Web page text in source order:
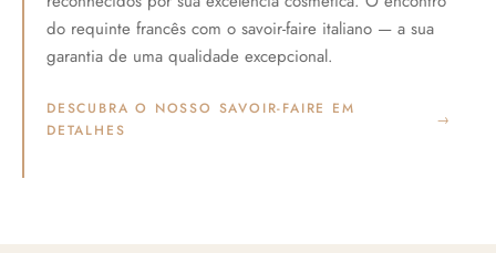
do requinte francês com o savoir-faire italiano — a sua
garantia de uma qualidade excepcional.
DESCUBRA O NOSSO SAVOIR-FAIRE EM
DETALHES
→